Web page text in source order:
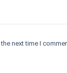
next time I